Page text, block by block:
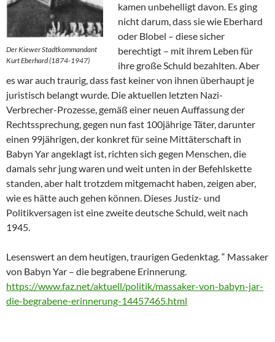
Der Kiewer Stadtkommandant
Kurt Eberhard (1874-1947)
kamen unbehelligt davon. Es ging
nicht darum, dass sie wie Eberhard
oder Blobel – diese sicher
berechtigt – mit ihrem Leben für
ihre große Schuld bezahlten. Aber
es war auch traurig, dass fast keiner von ihnen überhaupt je
juristisch belangt wurde. Die aktuellen letzten Nazi-
Verbrecher-Prozesse, gemäß einer neuen Auffassung der
Rechtssprechung, gegen nun fast 100jährige Täter, darunter
einen 99jährigen, der konkret für seine Mittäterschaft in
Babyn Yar angeklagt ist, richten sich gegen Menschen, die
damals sehr jung waren und weit unten in der Befehlskette
standen, aber halt trotzdem mitgemacht haben, zeigen aber,
wie es hätte auch gehen können. Dieses Justiz- und
Politikversagen ist eine zweite deutsche Schuld, weit nach
1945.
Lesenswert an dem heutigen, traurigen Gedenktag. “ Massaker
von Babyn Yar – die begrabene Erinnerung.
https://www.faz.net/aktuell/politik/massaker-von-babyn-jar-
die-begrabene-erinnerung-14457465.html